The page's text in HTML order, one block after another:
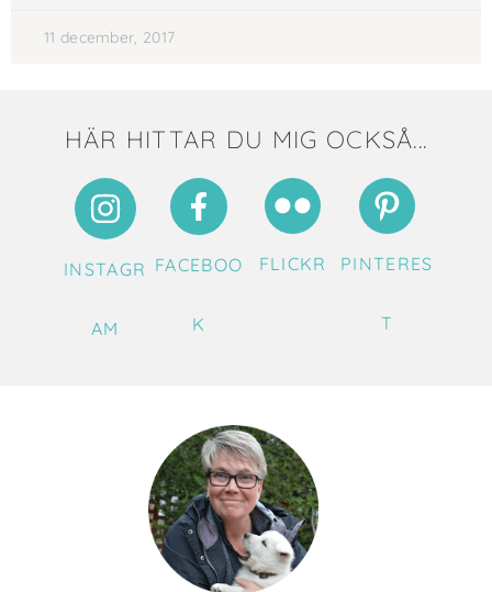
11 december, 2017
HÄR HITTAR DU MIG OCKSÅ...
INSTAGR
AM
FACEBOO
K
FLICKR PINTERES
T